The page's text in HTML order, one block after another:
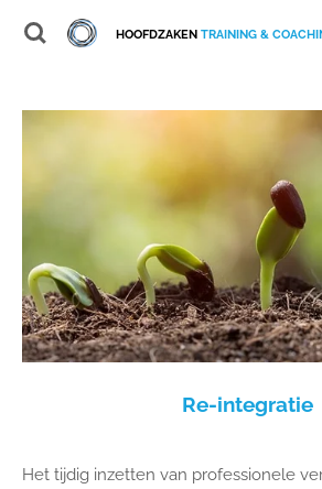
Ga
direct
hoofdinhoud
HOOFDZAKENTRAINING & COACHING (EN
Re-integratie
Het tijdig inzetten van professionele